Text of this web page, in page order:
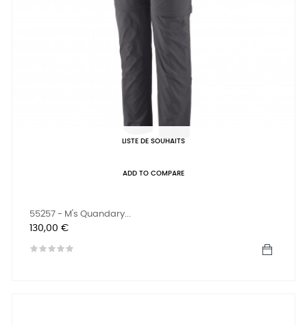
LISTE DE SOUHAITS
ADD TO COMPARE
55257 - M's Quandary...
Prix
130,00 €